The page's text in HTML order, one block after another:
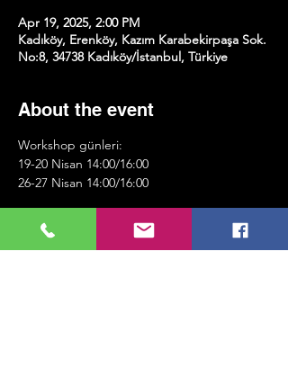
Apr 19, 2025, 2:00 PM
Kadıköy, Erenköy, Kazım Karabekirpaşa Sok.
No:8, 34738 Kadıköy/İstanbul, Türkiye
About the event
Workshop günleri:
19-20 Nisan 14:00/16:00
26-27 Nisan 14:00/16:00
-Senaryo Yazımı & Senaryo Analizi (Bilgisayar
getirmek zorunludur.)